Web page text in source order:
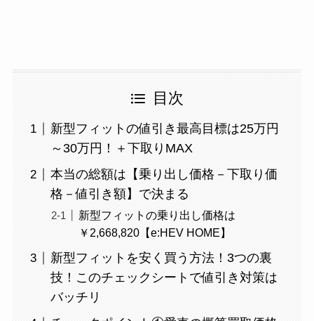
目次
新型フィットの値引き最高目標は25万円
～30万円！＋下取りMAX
本当の総額は【乗り出し価格－下取り価
格－値引き額】で決まる
新型フィットの乗り出し価格は
￥2,668,820【e:HEV HOME】
新型フィットを安く買う方法！3つの裏
技！このチェックシートで値引き対策は
バッチリ